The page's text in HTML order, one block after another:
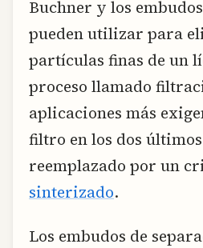
Buchner y los
pueden utilizar para
partículas finas de un
proceso llamado
aplicaciones más
filtro en los dos
reemplazado por un
sinterizado.
Los embudos de